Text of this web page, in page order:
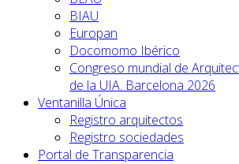
BIAU
Europan
Docomomo Ibérico
Congreso mundial de
de la UIA. Barcelona 2026
Ventanilla Única
Registro arquitectos
Registro sociedades
Portal de Transparencia